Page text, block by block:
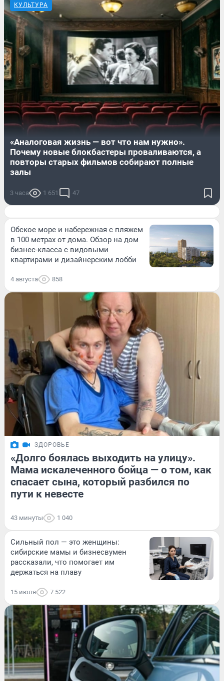
КУЛЬТУРА
«Аналоговая жизнь — вот что нам нужно».
Почему новые блокбастеры проваливаются, а
повторы старых фильмов собирают полные
залы
3 часа 1 651 47
Обское море и набережная с пляжем
в 100 метрах от дома. Обзор на дом
бизнес-класса с видовыми
квартирами и дизайнерским лобби
4 августа 858
ЗДОРОВЬЕ
«Долго боялась выходить на улицу».
Мама искалеченного бойца — о том, как
спасает сына, который разбился по
пути к невесте
43 минуты 1 040
Сильный пол — это женщины:
сибирские мамы и бизнесвумен
рассказали, что помогает им
держаться на плаву
15 июля 7 522